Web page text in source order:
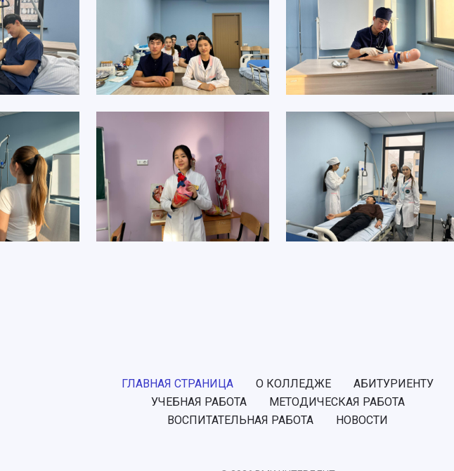
ГЛАВНАЯ СТРАНИЦА О КОЛЛЕДЖЕ
АБИТУРИЕНТУ
УЧЕБНАЯ РАБОТА
МЕТОДИЧЕСКАЯ РАБОТА
ВОСПИТАТЕЛЬНАЯ РАБОТА
НОВОСТИ